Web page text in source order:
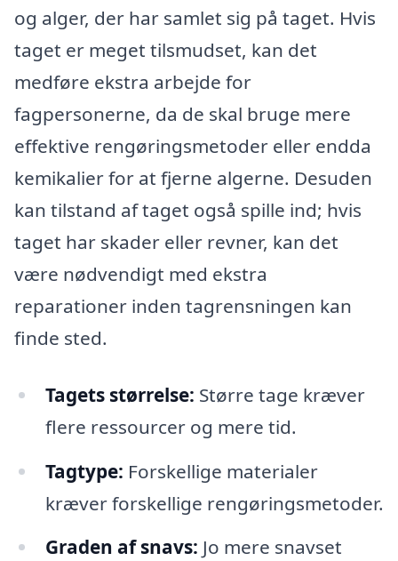
og alger, der har samlet sig på taget. Hvis
taget er meget tilsmudset, kan det
medføre ekstra arbejde for
fagpersonerne, da de skal bruge mere
effektive rengøringsmetoder eller endda
kemikalier for at fjerne algerne. Desuden
kan tilstand af taget også spille ind; hvis
taget har skader eller revner, kan det
være nødvendigt med ekstra
reparationer inden tagrensningen kan
finde sted.
Tagets størrelse: Større tage kræver
flere ressourcer og mere tid.
Tagtype: Forskellige materialer
kræver forskellige rengøringsmetoder.
Graden af snavs: Jo mere snavset